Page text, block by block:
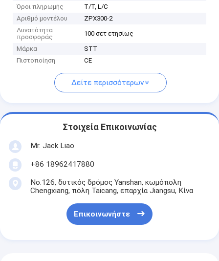
Όροι πληρωμής
T/T, L/C
Αριθμό μοντέλου
ZPX300-2
Δυνατότητα
προσφοράς
100 σετ ετησίως
Μάρκα
STT
Πιστοποίηση
CE
Δείτε περισσότερων
Στοιχεία Επικοινωνίας
Mr. Jack Liao
+86 18962417880
No.126, δυτικός δρόμος Yanshan, κωμόπολη
Chengxiang, πόλη Taicang, επαρχία Jiangsu, Κίνα
Επικοινωνήστε